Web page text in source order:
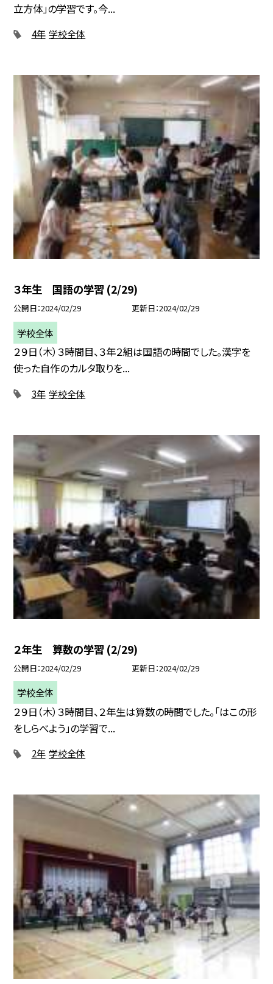
立方体」の学習です。今...
4年 学校全体
３年生 国語の学習 (2/29)
公開日 2024/02/29 更新日 2024/02/29
学校全体
２９日（木）３時間目、３年２組は国語の時間でした。漢字を
使った自作のカルタ取りを...
3年 学校全体
２年生 算数の学習 (2/29)
公開日 2024/02/29 更新日 2024/02/29
学校全体
２９日（木）３時間目、２年生は算数の時間でした。「はこの形
をしらべよう」の学習で...
2年 学校全体